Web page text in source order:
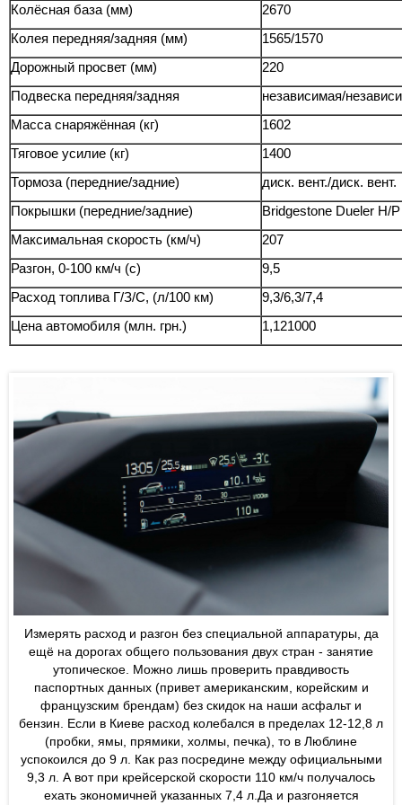
Колёсная база (мм)
2670
Колея передняя/задняя (мм)
1565/1570
Дорожный просвет (мм)
220
Подвеска передняя/задняя
независимая/
Масса снаряжённая (кг)
1602
Тяговое усилие (кг)
1400
Тормоза (передние/задние)
диск. вент./диск. вент.
Покрышки (передние/задние)
Bridgestone Dueler H/
Максимальная скорость (км/ч)
207
Разгон, 0-100 км/ч (с)
9,5
Расход топлива Г/З/С, (л/100 км)
9,3/6,3/7,4
Цена автомобиля (млн. грн.)
1,121000
Измерять расход и разгон без специальной аппаратуры, да
ещё на дорогах общего пользования двух стран - занятие
утопическое. Можно лишь проверить правдивость
паспортных данных (привет американским, корейским и
французским брендам) без скидок на наши асфальт и
бензин. Если в Киеве расход колебался в пределах 12-12,8 л
(пробки, ямы, прямики, холмы, печка), то в Люблине
успокоился до 9 л. Как раз посредине между официальными
9,3 л. А вот при крейсерской скорости 110 км/ч получалось
ехать экономичней указанных 7,4 л.Да и разгоняется